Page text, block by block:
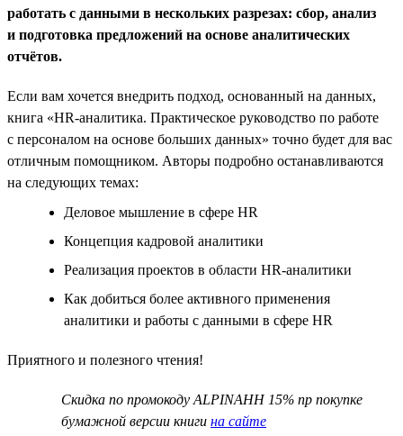
работать с данными в нескольких разрезах: сбор, анализ
и подготовка предложений на основе аналитических
отчётов.
Если вам хочется внедрить подход, основанный на данных,
книга «HR-аналитика. Практическое руководство по работе
с персоналом на основе больших данных» точно будет для вас
отличным помощником. Авторы подробно останавливаются
на следующих темах:
Деловое мышление в сфере HR
Концепция кадровой аналитики
Реализация проектов в области HR-аналитики
Как добиться более активного применения
аналитики и работы с данными в сфере HR
Приятного и полезного чтения!
Скидка по промокоду ALPINAHH 15% пр покупке
бумажной версии книги на сайте